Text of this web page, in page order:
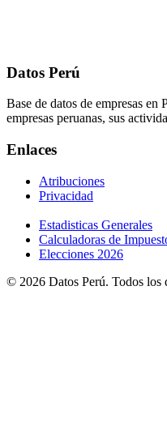
Datos Perú
Base de datos de empresas
empresas peruanas, sus
Enlaces
Atribuciones
Privacidad
Estadisticas Generales
Calculadoras de
Elecciones 2026
© 2026 Datos Perú. Todos los